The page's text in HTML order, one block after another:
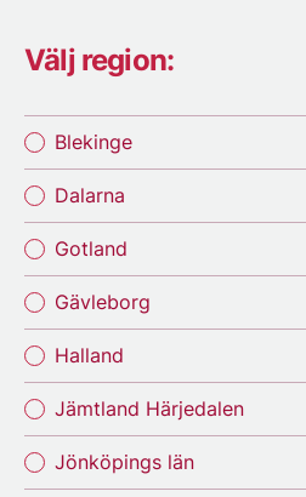
Välj region:
Blekinge
Dalarna
Gotland
Gävleborg
Halland
Jämtland Härjedalen
Jönköpings län